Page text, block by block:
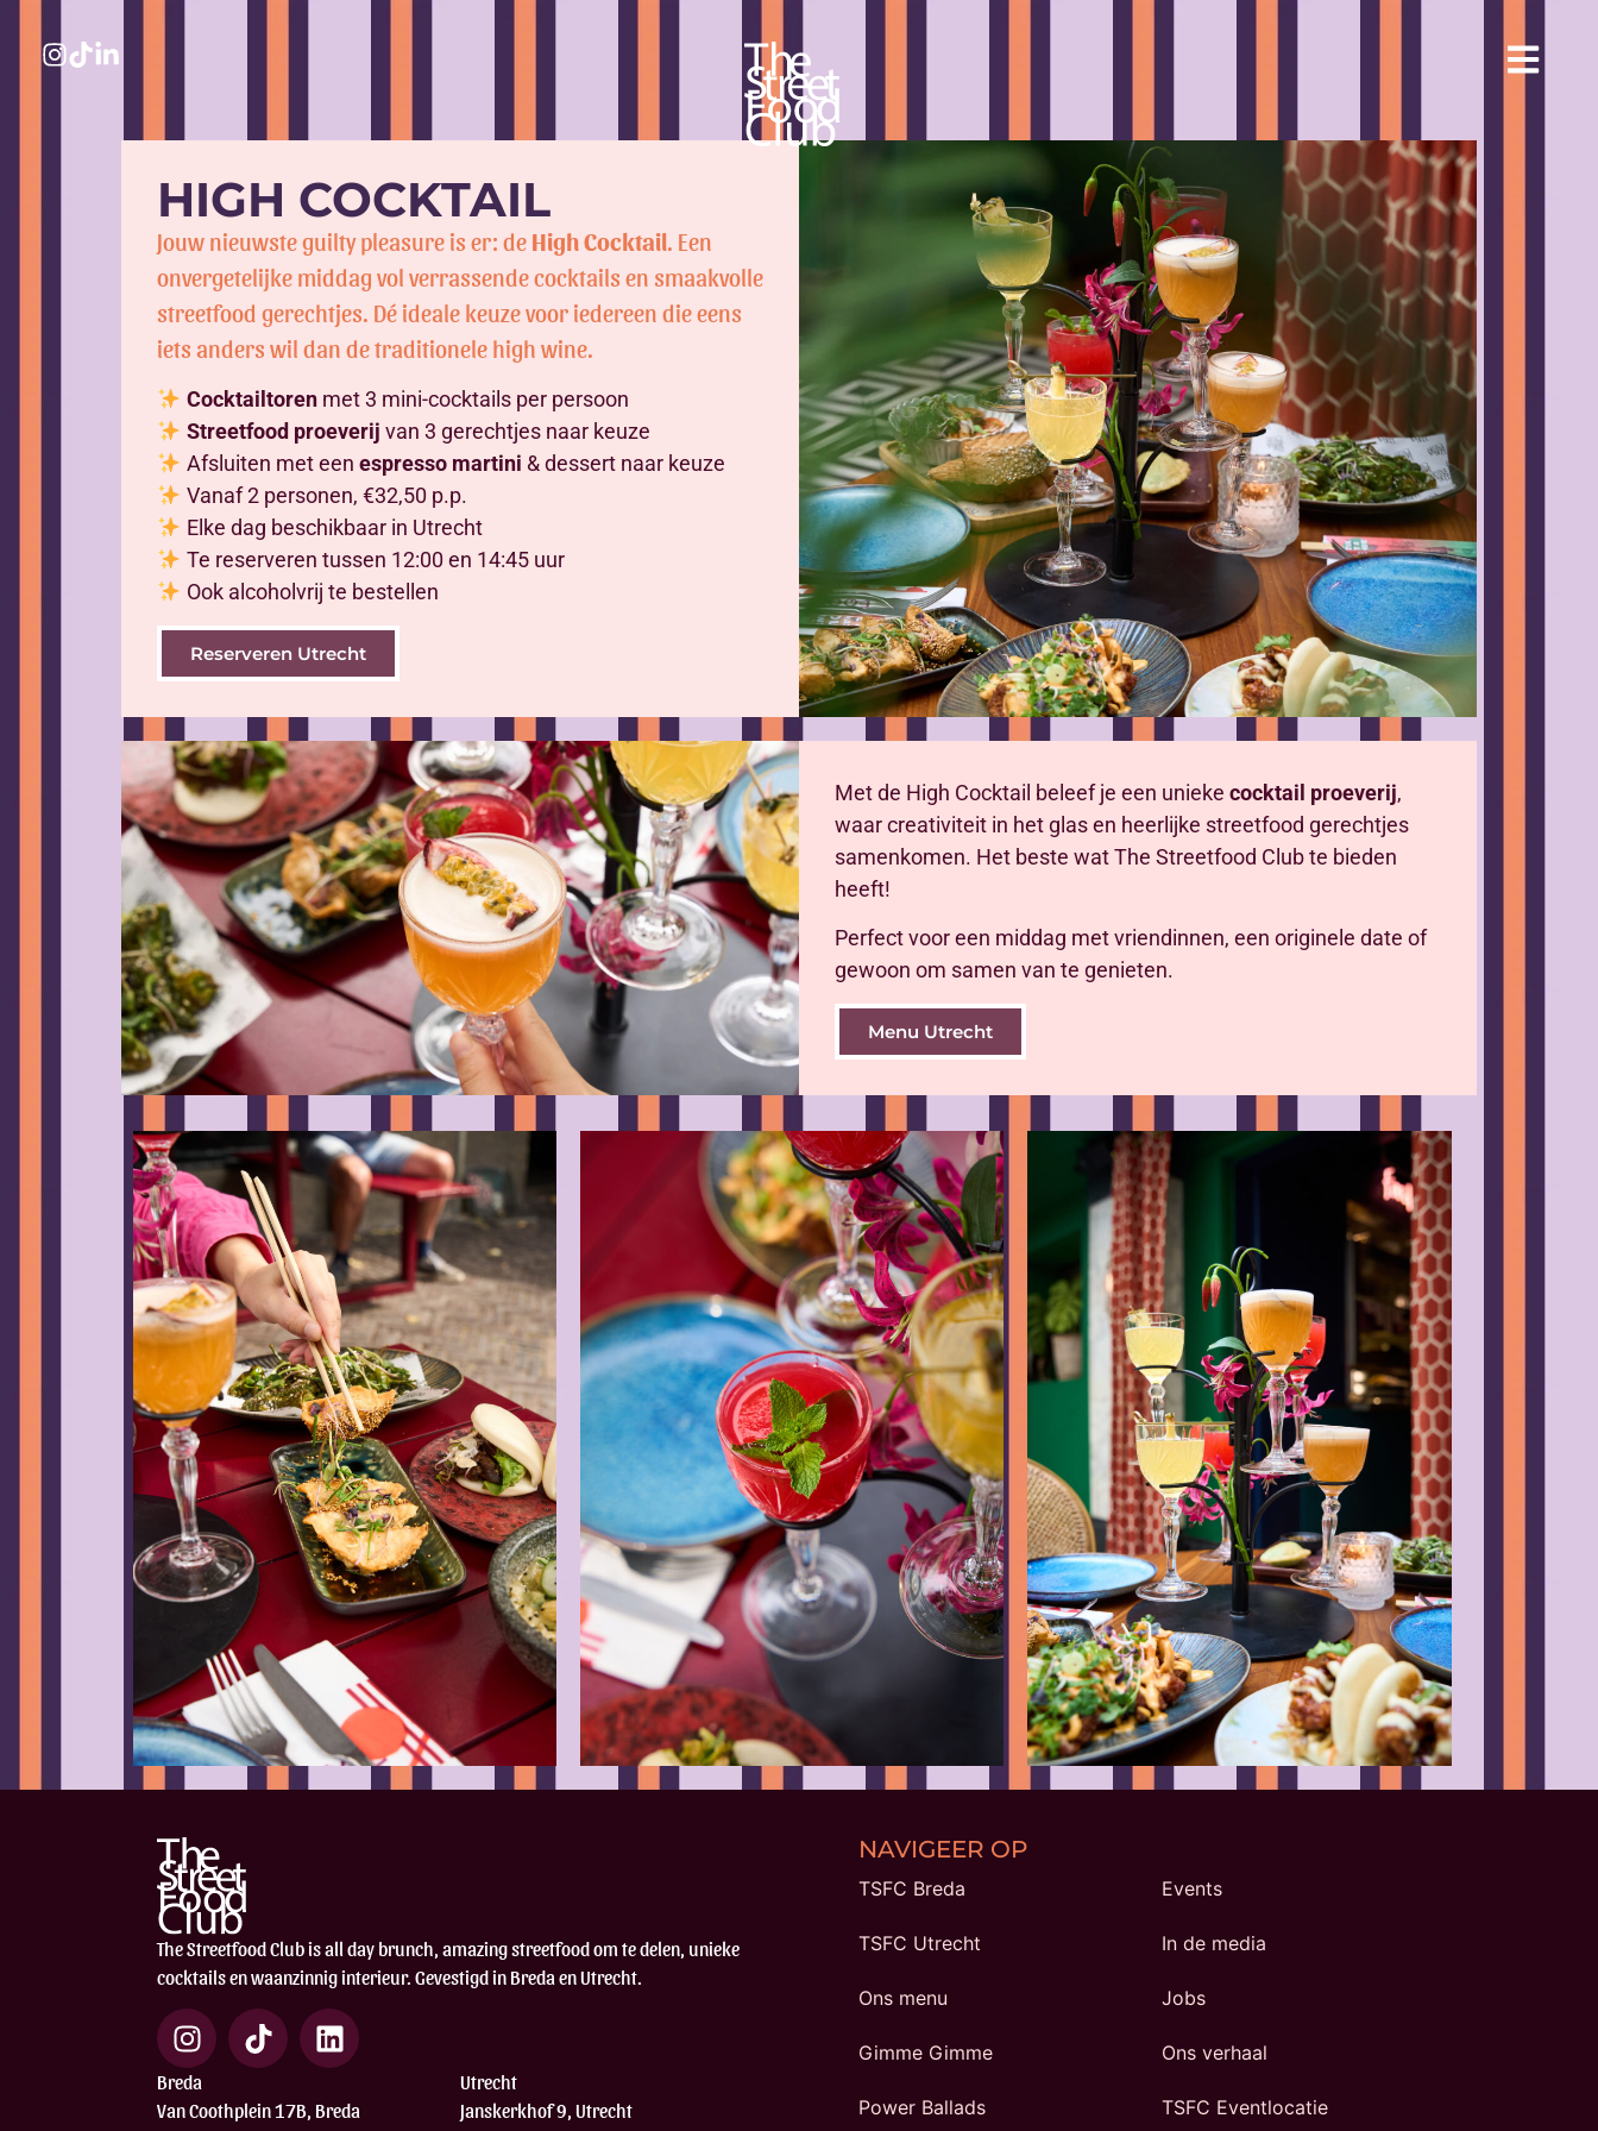
HIGH COCKTAIL
Jouw nieuwste guilty pleasure is er: de High Cocktail. Een
onvergetelijke middag vol verrassende cocktails en smaakvolle
streetfood gerechtjes. Dé ideale keuze voor iedereen die eens
iets anders wil dan de traditionele high wine.
Cocktailtorenmet 3 mini-cocktails per persoon
Streetfood proeverij van 3 gerechtjes naar keuze
Afsluiten met een espresso martini & dessert naar keuze
Vanaf 2 personen, €32,50 p.p.
Elke dag beschikbaar in Utrecht
Te reserveren tussen 12:00 en 14:45 uur
Ook alcoholvrij te bestellen
Reserveren Utrecht
Met de High Cocktail beleef je een unieke cocktail proeverij,
waar creativiteit in het glas en heerlijke streetfood gerechtjes
samenkomen. Het beste wat The Streetfood Club te bieden
heeft!
Perfect voor een middag met vriendinnen, een originele date of
gewoon om samen van te genieten.
Menu Utrecht
The Streetfood Club is all day brunch, amazing streetfood om te delen, unieke
cocktails en waanzinnig interieur. Gevestigd in Breda en Utrecht.
Breda
Van Coothplein 17B, Breda
Utrecht
Janskerkhof 9, Utrecht
NAVIGEER OP
TSFC Breda
TSFC Utrecht
Ons menu
Gimme Gimme
Power Ballads
Events
In de media
Jobs
Ons verhaal
TSFC Eventlocatie